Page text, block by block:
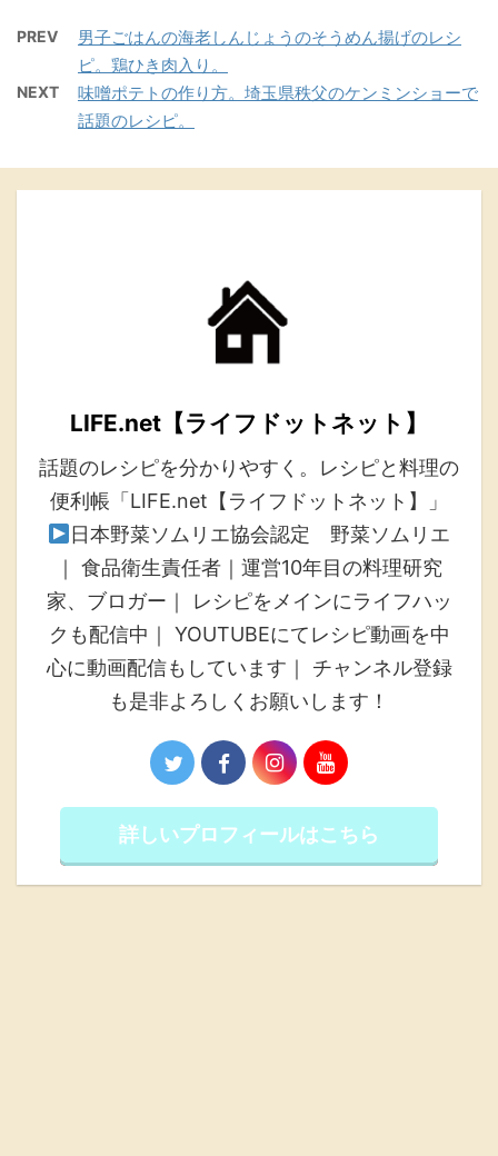
PREV
男子ごはんの海老しんじょうのそうめん揚げのレシ
ピ。鶏ひき肉入り。
NEXT
味噌ポテトの作り方。埼玉県秩父のケンミンショーで
話題のレシピ。
LIFE.net【ライフドットネット】
話題のレシピを分かりやすく。レシピと料理の
便利帳「LIFE.net【ライフドットネット】」
日本野菜ソムリエ協会認定 野菜ソムリエ
｜ 食品衛生責任者｜運営10年目の料理研究
家、ブロガー｜ レシピをメインにライフハッ
クも配信中｜ YOUTUBEにてレシピ動画を中
心に動画配信もしています｜ チャンネル登録
も是非よろしくお願いします！
詳しいプロフィールはこちら